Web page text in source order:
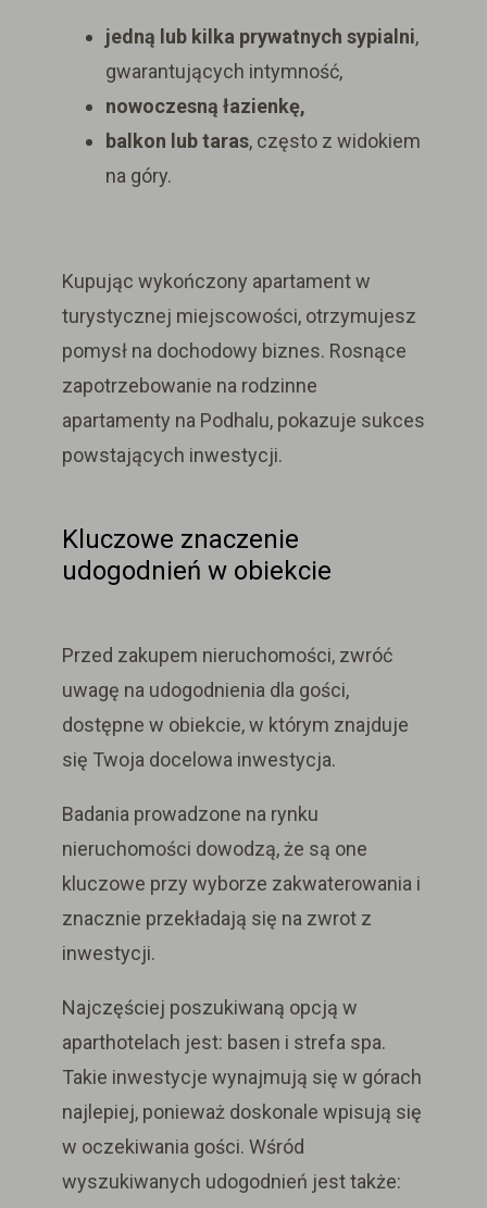
jedną lub kilka prywatnych sypialni,
gwarantujących intymność,
nowoczesną łazienkę,
balkon lub taras, często z widokiem
na góry.
Kupując wykończony apartament w
turystycznej miejscowości, otrzymujesz
pomysł na dochodowy biznes. Rosnące
zapotrzebowanie na rodzinne
apartamenty na Podhalu, pokazuje sukces
powstających inwestycji.
Kluczowe znaczenie
udogodnień w obiekcie
Przed zakupem nieruchomości, zwróć
uwagę na udogodnienia dla gości,
dostępne w obiekcie, w którym znajduje
się Twoja docelowa inwestycja.
Badania prowadzone na rynku
nieruchomości dowodzą, że są one
kluczowe przy wyborze zakwaterowania i
znacznie przekładają się na zwrot z
inwestycji.
Najczęściej poszukiwaną opcją w
aparthotelach jest: basen i strefa spa.
Takie inwestycje wynajmują się w górach
najlepiej, ponieważ doskonale wpisują się
w oczekiwania gości. Wśród
wyszukiwanych udogodnień jest także: